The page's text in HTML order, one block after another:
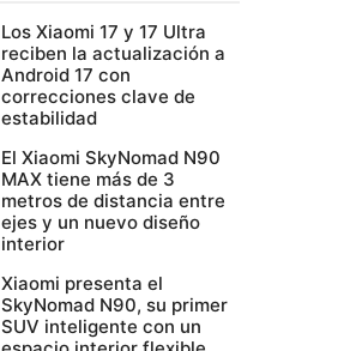
Los Xiaomi 17 y 17 Ultra
reciben la actualización a
Android 17 con
correcciones clave de
estabilidad
El Xiaomi SkyNomad N90
MAX tiene más de 3
metros de distancia entre
ejes y un nuevo diseño
interior
Xiaomi presenta el
SkyNomad N90, su primer
SUV inteligente con un